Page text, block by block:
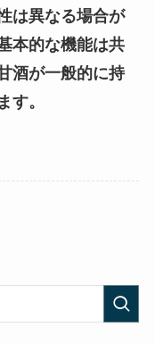
は異なる場合が
本的な機能は共
酒が一般的に持
す。